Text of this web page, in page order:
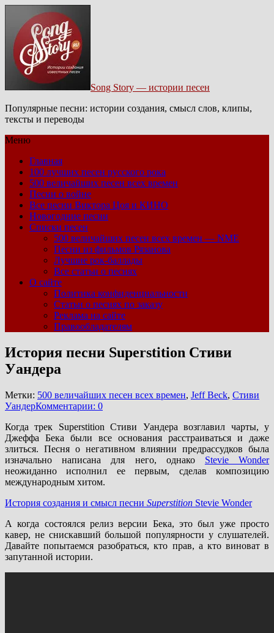
Song Story — истории песен
Популярные песни: истории создания, смысл слов, клипы,
тексты и переводы
Меню
Главная
100 лучших песен русского рока
500 величайших песен всех времен
Песни о войне
Все песни Виктора Цоя и КИНО
Новогодние песни
Списки песен
500 величайших песен всех времен — NME
Песни из фильмов Рязанова
Лучшие рок-баллады
Все статьи о песнях
О сайте
Политика конфиденциальности
Статьи о песнях по заказу
Реклама на сайте
Правообладателям
История песни Superstition Стиви
Уандера
Метки: 500 величайших песен всех времен, Jeff Beck, Стиви
УандерКомментарии: 0
Когда трек Superstition Стиви Уандера возглавил чарты, у
Джеффа Бека были все основания расстраиваться и даже
злиться. Песня о негативном влиянии предрассудков была
изначально написана для него, однако Stevie Wonder
неожиданно исполнил ее первым, сделав композицию
международным хитом.
История создания и смысл песни Superstition Stevie Wonder
А когда состоялся релиз версии Бека, это был уже просто
кавер, не снискавший большой популярности у слушателей.
Давайте попытаемся разобраться, кто прав, а кто виноват в
запутанной истории.